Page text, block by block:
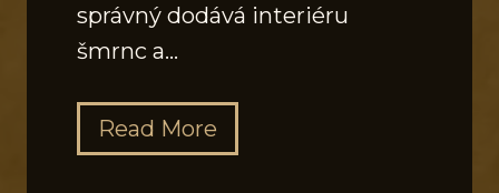
správný dodává interiéru
šmrnc a…
Read More
a